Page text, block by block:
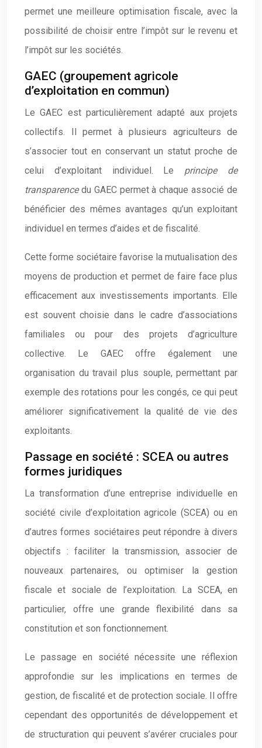
permet une meilleure optimisation fiscale, avec la
possibilité de choisir entre l’impôt sur le revenu et
l’impôt sur les sociétés.
GAEC (groupement agricole
d’exploitation en commun)
Le GAEC est particulièrement adapté aux projets
collectifs. Il permet à plusieurs agriculteurs de
s’associer tout en conservant un statut proche de
celui d’exploitant individuel. Le principe de
transparencedu GAEC permet à chaque associé de
bénéficier des mêmes avantages qu’un exploitant
individuel en termes d’aides et de fiscalité.
Cette forme sociétaire favorise la mutualisation des
moyens de production et permet de faire face plus
efficacement aux investissements importants. Elle
est souvent choisie dans le cadre d’associations
familiales ou pour des projets d’agriculture
collective. Le GAEC offre également une
organisation du travail plus souple, permettant par
exemple des rotations pour les congés, ce qui peut
améliorer significativement la qualité de vie des
exploitants.
Passage en société : SCEA ou autres
formes juridiques
La transformation d’une entreprise individuelle en
société civile d’exploitation agricole (SCEA) ou en
d’autres formes sociétaires peut répondre à divers
objectifs : faciliter la transmission, associer de
nouveaux partenaires, ou optimiser la gestion
fiscale et sociale de l’exploitation. La SCEA, en
particulier, offre une grande flexibilité dans sa
constitution et son fonctionnement.
Le passage en société nécessite une réflexion
approfondie sur les implications en termes de
gestion, de fiscalité et de protection sociale. Il offre
cependant des opportunités de développement et
de structuration qui peuvent s’avérer cruciales pour